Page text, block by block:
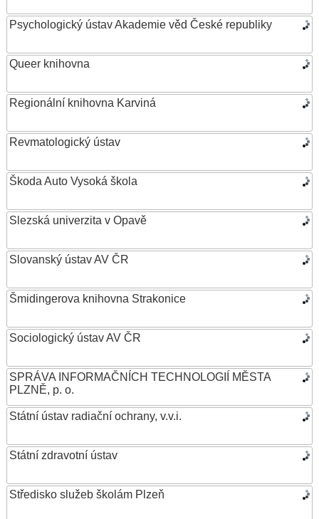
Psychologický ústav Akademie věd České republiky
Queer knihovna
Regionální knihovna Karviná
Revmatologický ústav
Škoda Auto Vysoká škola
Slezská univerzita v Opavě
Slovanský ústav AV ČR
Šmidingerova knihovna Strakonice
Sociologický ústav AV ČR
SPRÁVA INFORMAČNÍCH TECHNOLOGIÍ MĚSTA
PLZNĚ, p. o.
Státní ústav radiační ochrany, v.v.i.
Státní zdravotní ústav
Středisko služeb školám Plzeň